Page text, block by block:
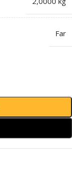
Far